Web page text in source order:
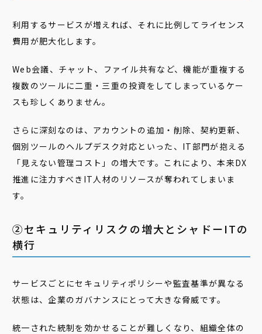
利用するサービスが増えれば、それに比例してライセンス
費用が肥大化します。
Web会議、チャット、ファイル共有など、機能が重複する
複数のツールに二重・三重の投資をしてしまっているケー
スも珍しくありません。
さらに深刻なのは、アカウントの追加・削除、契約更新、
個別ツールのヘルプデスク対応といった、IT部門が抱える
「見えない管理コスト」の増大です。これにより、本来DX
推進に注力すべきIT人材のリソースが奪われてしまいま
す。
②セキュリティリスクの増大とシャドーITの
横行
サービスごとにセキュリティポリシーや監査基準が異なる
状態は、企業のガバナンスにとって大きな脅威です。
統一された統制を効かせることが難しくなり、組織全体の